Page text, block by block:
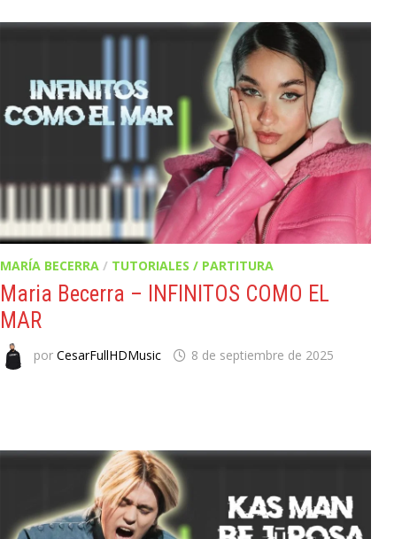
MARÍA BECERRA/ TUTORIALES / PARTITURA
Maria Becerra – INFINITOS COMO EL
MAR
por CesarFullHDMusic 8 de septiembre de 2025